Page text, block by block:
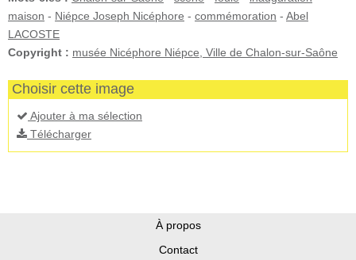
maison - Niépce Joseph Nicéphore - commémoration - Abel
LACOSTE
Copyright : musée Nicéphore Niépce, Ville de Chalon-sur-Saône
Choisir cette image
Ajouter à ma sélection
Télécharger
À propos
Contact